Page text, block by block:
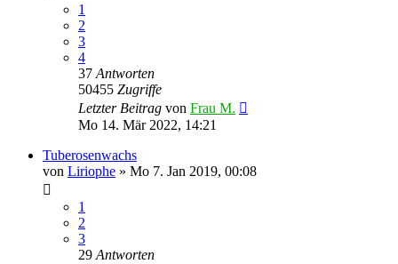
1
2
3
4
37 Antworten
50455 Zugriffe
Letzter Beitrag von Frau M.
Mo 14. Mär 2022, 14:21
Tuberosenwachs
von Liriophe » Mo 7. Jan 2019, 00:08
1
2
3
29 Antworten